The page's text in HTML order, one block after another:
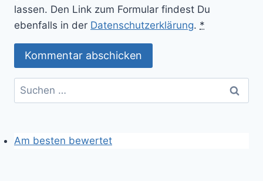
lassen. Den Link zum Formular findest Du
ebenfalls in der Datenschutzerklärung. *
Suchen
nach:
Am besten bewertet